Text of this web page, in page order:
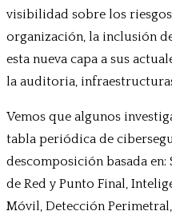
visibilidad sobre los
organización, la inclusión
esta nueva capa a sus
la auditoria,
Vemos que algunos
tabla periódica de
descomposición basada
de Red y Punto Final,
Móvil, Detección